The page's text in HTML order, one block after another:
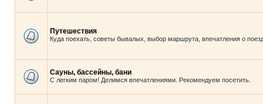
Путешествия
Куда поехать, советы бывалых, выбор маршрута, впечатления о
Сауны, бассейны, бани
С легким паром! Делимся впечатлениями. Рекомендуем посетить.